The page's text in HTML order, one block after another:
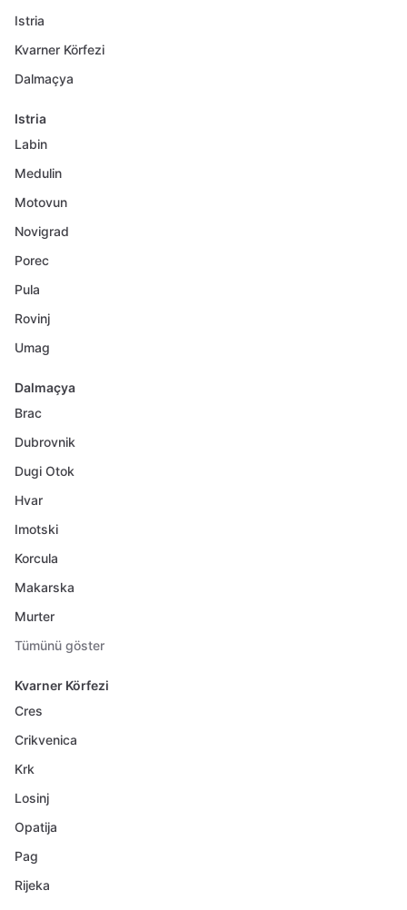
Istria
Kvarner Körfezi
Dalmaçya
Istria
Labin
Medulin
Motovun
Novigrad
Porec
Pula
Rovinj
Umag
Dalmaçya
Brac
Dubrovnik
Dugi Otok
Hvar
Imotski
Korcula
Makarska
Murter
Tümünü göster
Kvarner Körfezi
Cres
Crikvenica
Krk
Losinj
Opatija
Pag
Rijeka